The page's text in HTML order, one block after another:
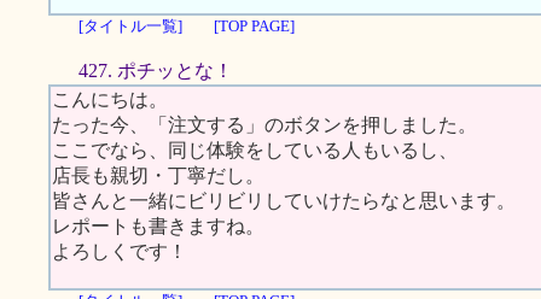
[タイトル一覧] [TOP PAGE]
427. ポチッとな！
こんにちは。
たった今、「注文する」のボタンを押しました。
ここでなら、同じ体験をしている人もいるし、
店長も親切・丁寧だし。
皆さんと一緒にビリビリしていけたらなと思います。
レポートも書きますね。
よろしくです！